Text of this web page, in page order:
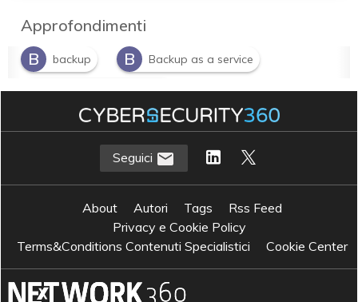
Approfondimenti
B
backup B Backup as a service
S Sicurezza informatica
Seguici
About Autori Tags
Rss Feed
Privacy e Cookie Policy
Terms&Conditions Contenuti Specialistici
Cookie Center